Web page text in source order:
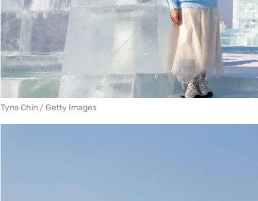
Tyne Chin / Getty Images